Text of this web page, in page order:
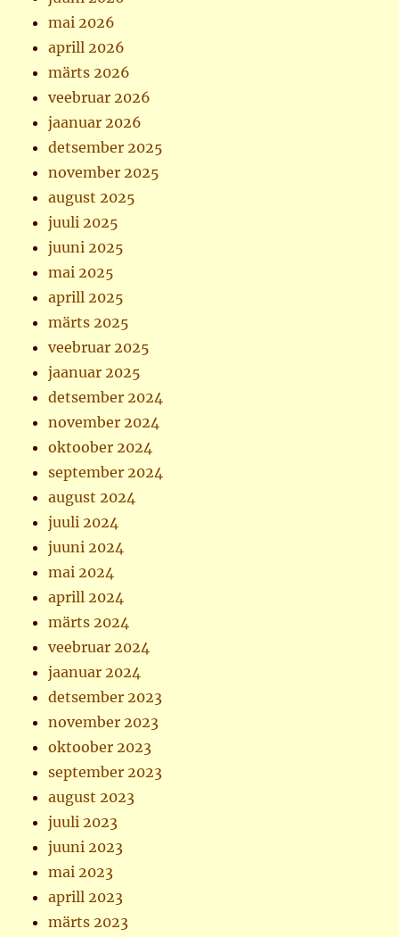
mai 2026
aprill 2026
märts 2026
veebruar 2026
jaanuar 2026
detsember 2025
november 2025
august 2025
juuli 2025
juuni 2025
mai 2025
aprill 2025
märts 2025
veebruar 2025
jaanuar 2025
detsember 2024
november 2024
oktoober 2024
september 2024
august 2024
juuli 2024
juuni 2024
mai 2024
aprill 2024
märts 2024
veebruar 2024
jaanuar 2024
detsember 2023
november 2023
oktoober 2023
september 2023
august 2023
juuli 2023
juuni 2023
mai 2023
aprill 2023
märts 2023